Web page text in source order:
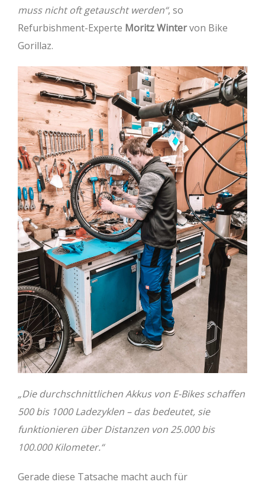
muss nicht oft getauscht werden“, so
Refurbishment-Experte Moritz Wintervon Bike
Gorillaz.
„Die durchschnittlichen Akkus von E-Bikes schaffen
500 bis 1000 Ladezyklen – das bedeutet, sie
funktionieren über Distanzen von 25.000 bis
100.000 Kilometer.“
Gerade diese Tatsache macht auch für